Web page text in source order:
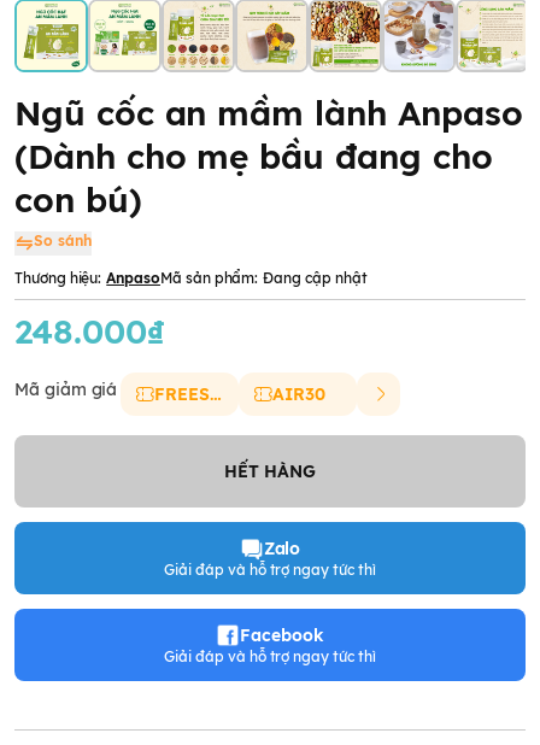
Ngũ cốc an mầm lành Anpaso
(Dành cho mẹ bầu đang cho
con bú)
So sánh
Thương hiệu: AnpasoMã sản phẩm: Đang cập nhật
248.000₫
Mã giảm giá FREESHIP AIR30
HẾT HÀNG
Zalo
Giải đáp và hỗ trợ ngay tức thì
Facebook
Giải đáp và hỗ trợ ngay tức thì